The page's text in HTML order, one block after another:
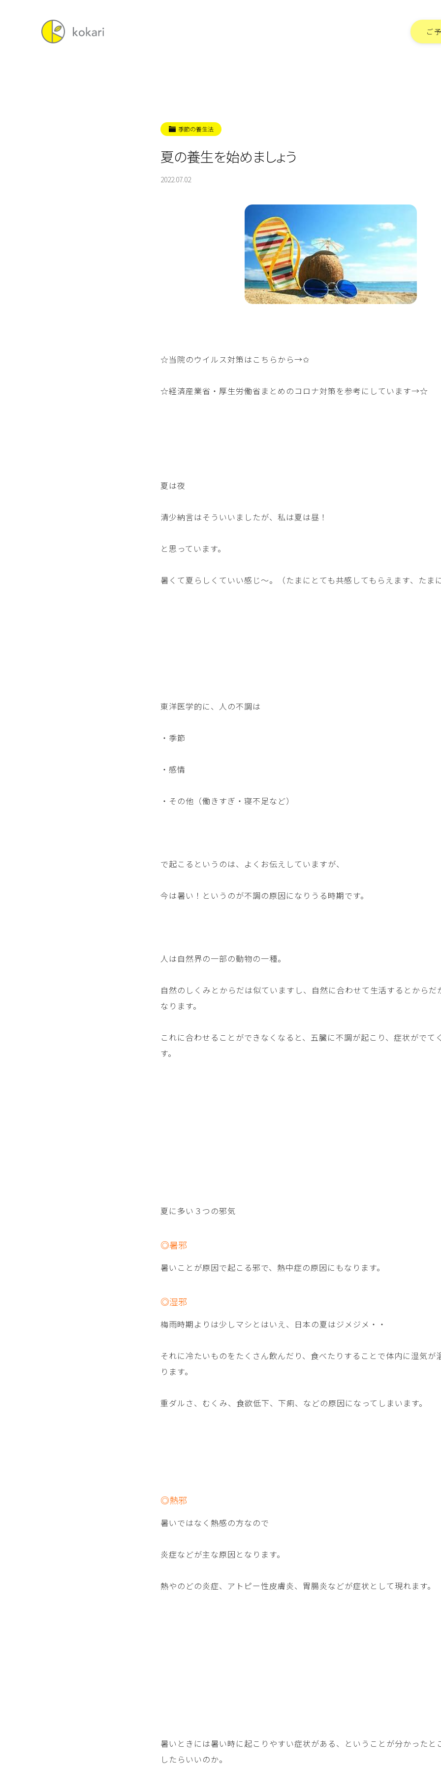
ご
季節の養生法
夏の養生を始めましょう
2022.07.02
☆当院のウイルス対策はこちらから→✩
☆経済産業省・厚生労働省まとめのコロナ対策を参考にしています→☆
夏は夜
清少納言はそういいましたが、私は夏は昼！
と思っています。
暑くて夏らしくていい感じ～。（たまにとても共感してもらえます、たま
東洋医学的に、人の不調は
・季節
・感情
・その他（働きすぎ・寝不足など）
で起こるというのは、よくお伝えしていますが、
今は暑い！というのが不調の原因になりうる時期です。
人は自然界の一部の動物の一種。
自然のしくみとからだは似ていますし、自然に合わせて生活するとからだ
なります。
これに合わせることができなくなると、五臓に不調が起こり、症状がでて
す。
夏に多い３つの邪気
◎暑邪
暑いことが原因で起こる邪で、熱中症の原因にもなります。
◎湿邪
梅雨時期よりは少しマシとはいえ、日本の夏はジメジメ・・
それに冷たいものをたくさん飲んだり、食べたりすることで体内に湿気が
ります。
重ダルさ、むくみ、食欲低下、下痢、などの原因になってしまいます。
◎熱邪
暑いではなく熱感の方なので
炎症などが主な原因となります。
熱やのどの炎症、アトピー性皮膚炎、胃腸炎などが症状として現れます。
暑いときには暑い時に起こりやすい症状がある、ということが分かったと
したらいいのか。